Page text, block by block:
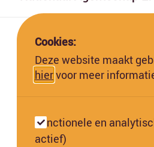
gesteld voor de
Cookies:
Deze website maakt
hiervoor meer
Functionele en
actief)